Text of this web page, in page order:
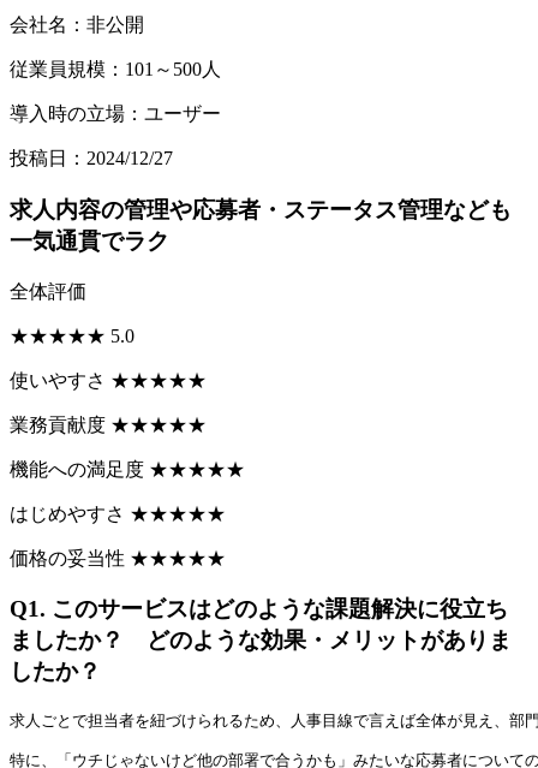
会社名：非公開
従業員規模：101～500人
導入時の立場：ユーザー
投稿日：2024/12/27
求人内容の管理や応募者・ステータス管理なども
一気通貫でラク
全体評価
★★★★★ 5.0
使いやすさ ★★★★★
業務貢献度 ★★★★★
機能への満足度 ★★★★★
はじめやすさ ★★★★★
価格の妥当性 ★★★★★
Q1. このサービスはどのような課題解決に役立ち
ましたか？ どのような効果・メリットがありま
したか？
求人ごとで担当者を紐づけられるため、人事目線で言えば全体が見え、
特に、「ウチじゃないけど他の部署で合うかも」みたいな応募者について